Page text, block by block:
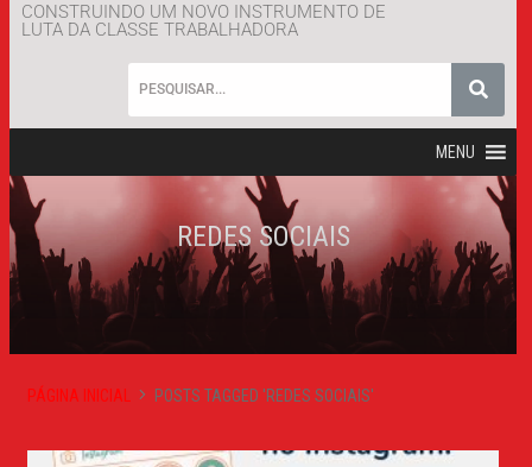
CONSTRUINDO UM NOVO INSTRUMENTO DE
LUTA DA CLASSE TRABALHADORA
MENU
REDES SOCIAIS
PÁGINA INICIAL POSTS TAGGED 'REDES SOCIAIS'